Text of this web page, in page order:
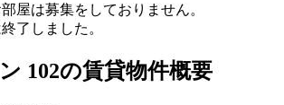
屋は募集をしておりません。
了しました。
102の賃貸物件概要